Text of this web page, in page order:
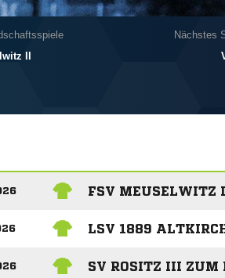
II
Nächstes
FSV MEUSELWITZ
LSV 1889
SV ROSITZ III ZUM